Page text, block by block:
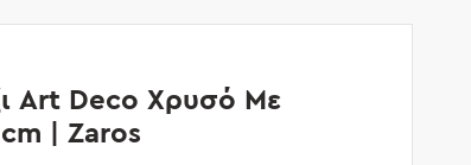
Art Deco Χρυσό Με
| Zaros